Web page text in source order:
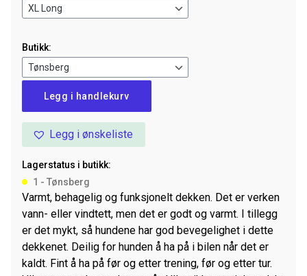
Butikk:
Ulldekken
XL
Long
Legg i handlekurv
Legg i ønskeliste
Lagerstatus i butikk:
1 - Tønsberg
Varmt, behagelig og funksjonelt dekken. Det er verken
vann- eller vindtett, men det er godt og varmt. I tillegg
er det mykt, så hundene har god bevegelighet i dette
dekkenet. Deilig for hunden å ha på i bilen når det er
kaldt. Fint å ha på før og etter trening, før og etter tur.